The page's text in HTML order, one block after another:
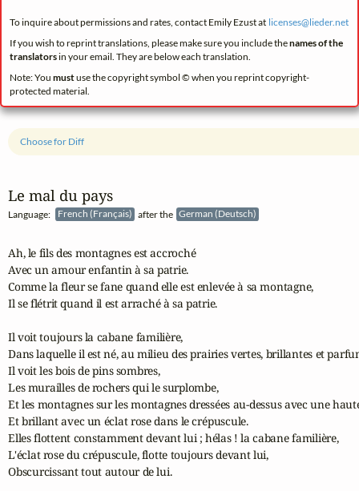
To inquire about permissions and rates, contact Emily Ezust at licenses@lieder.net
If you wish to reprint translations, please make sure you include thenames of the
translatorsin your email. They are below each translation.
Note: You mustuse the copyright symbol © when you reprint copyright-
protected material.
Le mal du pays
Language: French (Français) after the German (Deutsch)
Choose for Diff
Ah, le fils des montagnes est accroché
Avec un amour enfantin à sa patrie.
Comme la fleur se fane quand elle est enlevée à sa montagne,
Il se flétrit quand il est arraché à sa patrie.
Il voit toujours la cabane familière,
Dans laquelle il est né, au milieu des prairies vertes, brillantes et
Il voit les bois de pins sombres,
Les murailles de rochers qui le surplombe,
Et les montagnes sur les montagnes dressées au-dessus avec une
Et brillant avec un éclat rose dans le crépuscule.
Elles flottent constamment devant lui ; hélas ! la cabane familière,
L'éclat rose du crépuscule, flotte toujours devant lui,
Obscurcissant tout autour de lui.